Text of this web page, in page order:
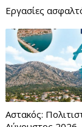
Εργασίες
Αστακός: